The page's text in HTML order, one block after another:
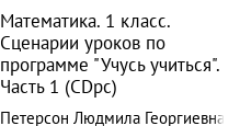
Математика. 1 класс.
Сценарии уроков по
программе "Учусь учиться".
Часть 1 (CDpc)
Петерсон Людмила Георгиевна